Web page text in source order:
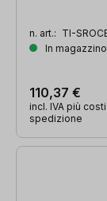
n. art.: TI-
In
110,37 €
incl. IVA più
spedizione